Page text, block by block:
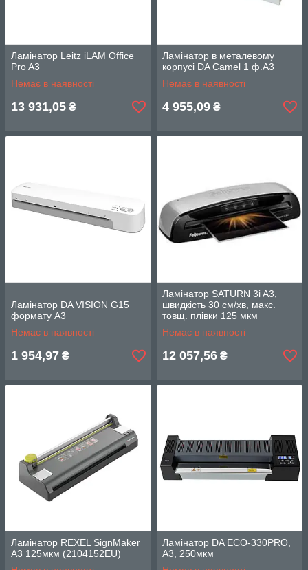
Ламінатор Leitz iLAM Office
Pro A3
Немає в наявності
13 931,05 ₴
Ламінатор в металевому
корпусі DA Camel 1 ф.А3
Немає в наявності
4 955,09 ₴
Ламінатор DA VISION G15
формату А3
Немає в наявності
1 954,97 ₴
Ламінатор SATURN 3i A3,
швидкість 30 см/хв, макс.
товщ. плівки 125 мкм
Немає в наявності
12 057,56 ₴
Ламінатор REXEL SignMaker
А3 125мкм (2104152EU)
Ламінатор DA ECO-330PRO,
А3, 250мкм